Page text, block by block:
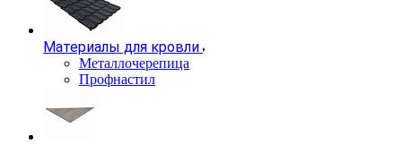
Материалы для кровли
Металлочерепица
Профнастил